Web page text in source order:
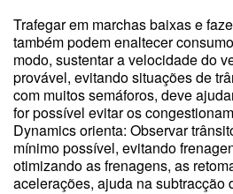
Trafegar em marchas baixas e
também podem enaltecer
modo, sustentar a velocidade do
provável, evitando situações de
com muitos semáforos, deve
for possível evitar os
Dynamics orienta: Observar
mínimo possível, evitando
otimizando as frenagens, as
acelerações, ajuda na subtracção